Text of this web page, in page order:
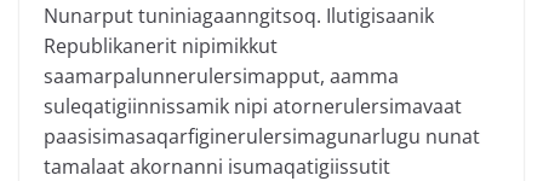
Nunarput tuniniagaanngitsoq. Ilutigisaanik
Republikanerit nipimikkut
saamarpalunnerulersimapput, aamma
suleqatigiinnissamik nipi atornerulersimavaat
paasisimasaqarfiginerulersimagunarlugu nunat
tamalaat akornanni isumaqatigiissutit